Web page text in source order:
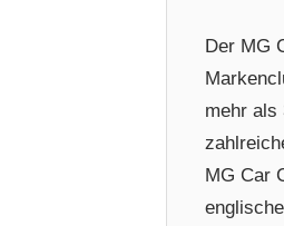
Der MG
mehr als
MG Car